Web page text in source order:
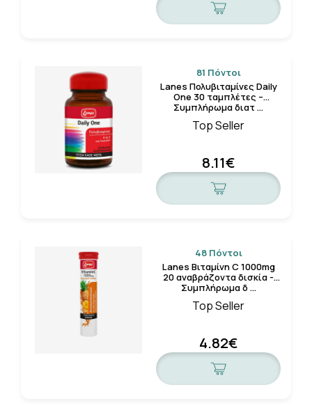
81 Πόντοι
Lanes Πολυβιταμίνες Daily
One 30 ταμπλέτες –
Συμπλήρωμα διατ …
Top Seller
8.11€
48 Πόντοι
Lanes Βιταμίνη C 1000mg
20 αναβράζοντα δισκία -
Συμπλήρωμα δ …
Top Seller
4.82€